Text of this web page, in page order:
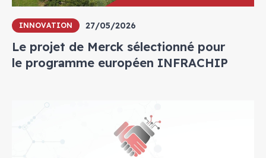
INNOVATION 27/05/2026
Le projet de Merck sélectionné pour
le programme européen INFRACHIP